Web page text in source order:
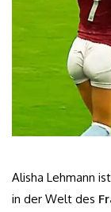
Alisha Lehmann
in der Welt des